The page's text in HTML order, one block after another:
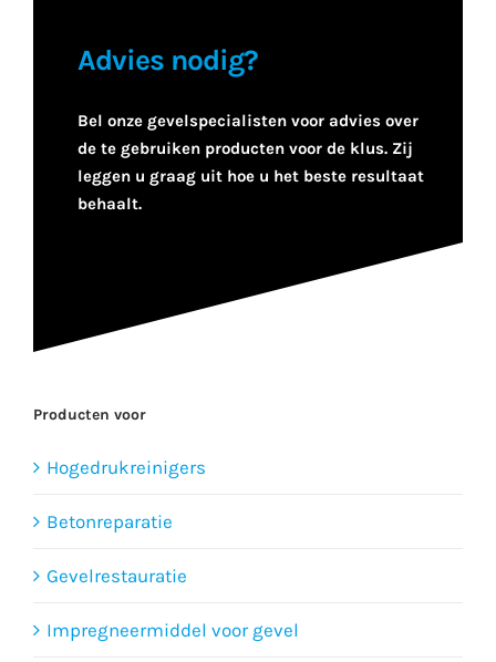
Advies nodig?
Bel onze gevelspecialisten voor advies over
de te gebruiken producten voor de klus. Zij
leggen u graag uit hoe u het beste resultaat
behaalt.
Producten voor
Hogedrukreinigers
Betonreparatie
Gevelrestauratie
Impregneermiddel voor gevel